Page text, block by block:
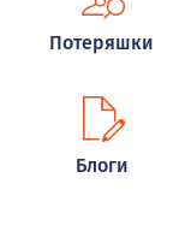
Потеряшки
Блоги